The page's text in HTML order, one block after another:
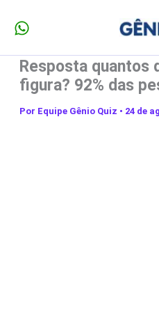
para
conteúdo
Resposta quantos
figura? 92% das
Por Equipe Gênio Quiz • 24 de